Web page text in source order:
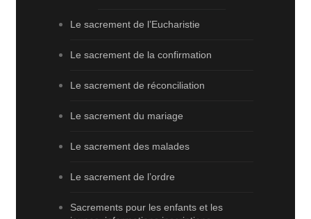
Le sacrement de l’Eucharistie
Le sacrement de la confirmation
Le sacrement de réconciliation
Le sacrement du mariage
Le sacrement des malades
Le sacrement de l’ordre
Sacrements pour les enfants et les